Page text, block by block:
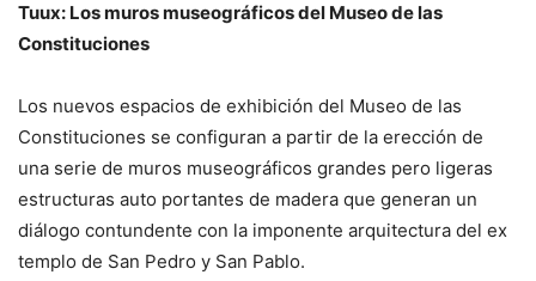
Tuux: Los muros museográficos del Museo de las
Constituciones
Los nuevos espacios de exhibición del Museo de las
Constituciones se configuran a partir de la erección de
una serie de muros museográficos grandes pero ligeras
estructuras auto portantes de madera que generan un
diálogo contundente con la imponente arquitectura del ex
templo de San Pedro y San Pablo.